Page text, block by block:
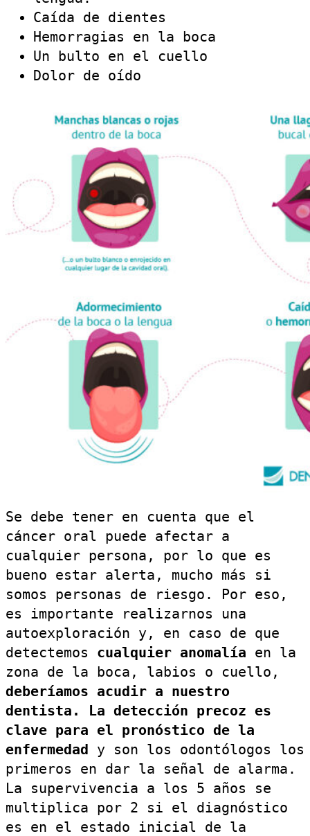
Caída de dientes
Hemorragias en la boca
Un bulto en el cuello
Dolor de oído
Se debe tener en cuenta que el
cáncer oral puede afectar a
cualquier persona, por lo que es
bueno estar alerta, mucho más si
somos personas de riesgo. Por eso,
es importante realizarnos una
autoexploración y, en caso de que
detectemos cualquier anomalía en la
zona de la boca, labios o cuello,
deberíamos acudir a nuestro
dentista.
La detección precoz es
clave para el pronóstico de la
enfermedad y son los odontólogos los
primeros en dar la señal de alarma.
La supervivencia a los 5 años se
multiplica por 2 si el diagnóstico
es en el estado inicial de la